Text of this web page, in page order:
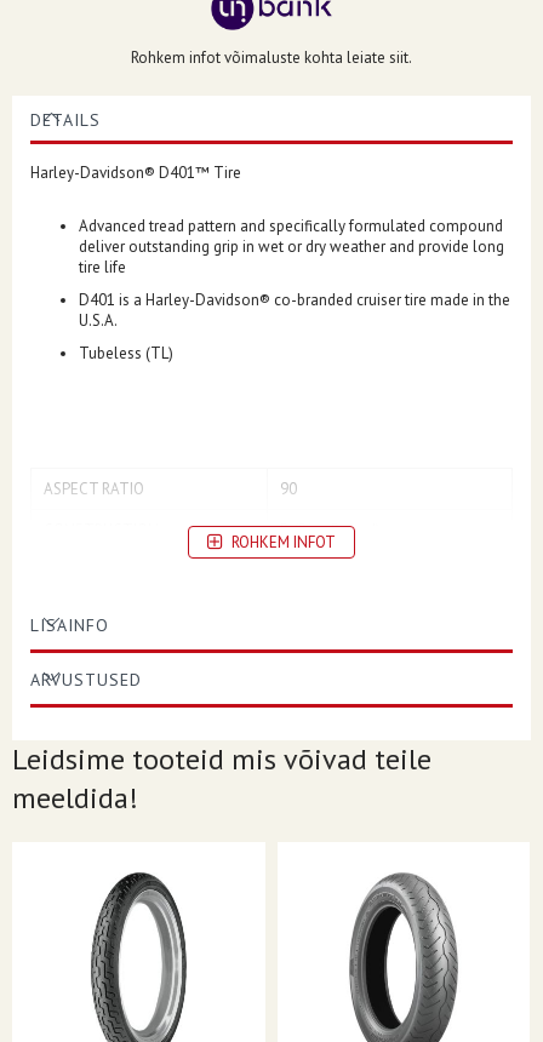
Rohkem infot võimaluste kohta leiate siit.
DETAILS
Harley-Davidson® D401™ Tire
Advanced tread pattern and specifically formulated compound
deliver outstanding grip in wet or dry weather and provide long
tire life
D401 is a Harley-Davidson® co-branded cruiser tire made in the
U.S.A.
Tubeless (TL)
ASPECT RATIO
90
B (Bias Belted)
RIM DIAMETER
16
FEATURES
Street| V-Twin
PRODUCT NAME
ROHKEM INFOT
LISAINFO
ARVUSTUSED
Leidsime tooteid mis võivad teile
meeldida!